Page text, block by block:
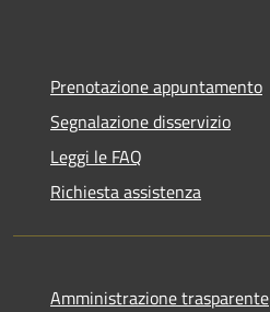
Prenotazione appuntamento
Segnalazione disservizio
Leggi le FAQ
Richiesta assistenza
Amministrazione trasparente